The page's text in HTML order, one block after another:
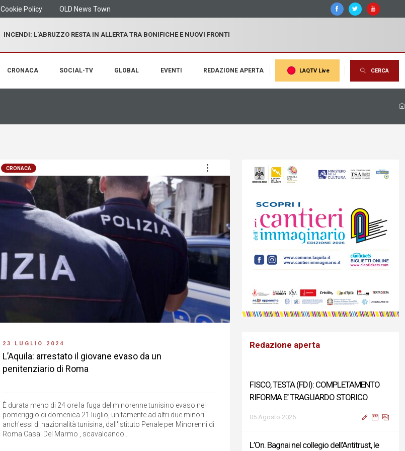
Cookie Policy OLD News Town
INCENDI: L'ABRUZZO RESTA IN ALLERTA TRA BONIFICHE E NUOVI FRONTI
CRONACA SOCIAL-TV GLOBAL EVENTI REDAZIONE APERTA LAQTV Live CERCA
CRONACA
23 LUGLIO 2024
L’Aquila: arrestato il giovane evaso da un
penitenziario di Roma
È durata meno di 24 ore la fuga del minorenne tunisino evaso nel
pomeriggio di domenica 21 luglio, unitamente ad altri due minori
anch'essi di nazionalità tunisina, dall'Istituto Penale per Minorenni di
Roma Casal Del Marmo , scavalcando...
Redazione aperta
FISCO, TESTA (FDI): COMPLETAMENTO
RIFORMA E’ TRAGUARDO STORICO
05 Agosto 2026
L’On. Bagnai nel collegio dell’Antitrust, le